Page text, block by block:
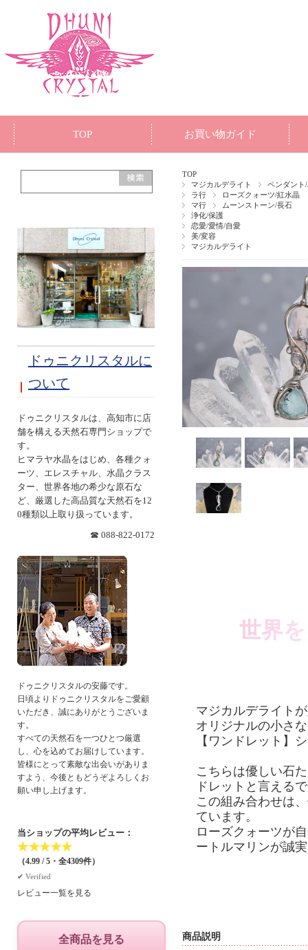
TOP お買い物ガイド
TOP
マジカルデライト
ペンダント
ラ行
ローズクォーツ/紅水晶
マ行
ムーンストーン/長石
浄化/保護
恋愛/愛情/自愛
美/変容
マジカルデライト
世界
マジカルデライト
オリジナルの小さ
【ワンドレット】
こちらは優しい石
ドレットと言える
この組み合わせは
ています。
ローズクォーツが
ートルマリンが誠
商品説明
ドゥニクリスタルに
ついて
ドゥニクリスタルは、高知市に店
舗を構える天然石専門ショップで
す。
ヒマラヤ水晶をはじめ、各種クォ
ーツ、エレスチャル、水晶クラス
ター、世界各地の希少な原石な
ど、厳選した高品質な天然石を12
0種類以上取り扱っています。
☎ 088-822-0172
ドゥニクリスタルの安藤です。
日頃よりドゥニクリスタルをご愛顧
いただき、誠にありがとうございま
す。
すべての天然石を一つひとつ厳選
し、心を込めてお届けしています。
皆様にとって素敵な出会いがありま
すよう、今後ともどうぞよろしくお
願い申し上げます。
当ショップの平均レビュー：
★★★★★
（4.99 / 5・全4309件）
✔︎ Verified
レビュー一覧を見る
全商品を見る